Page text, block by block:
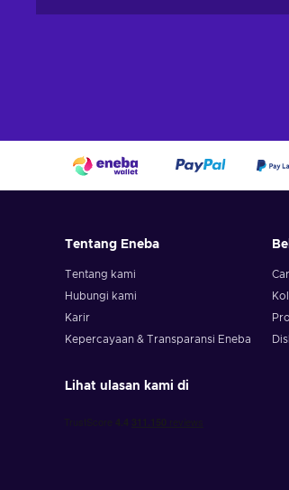
Tentang Eneba
Tentang kami
Hubungi kami
Karir
Kepercayaan & Transparansi Eneba
Lihat ulasan kami di